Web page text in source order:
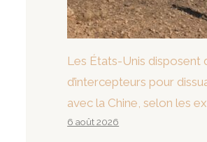
Les États-Unis disposent
d’intercepteurs pour
avec la Chine, selon les
6 août 2026